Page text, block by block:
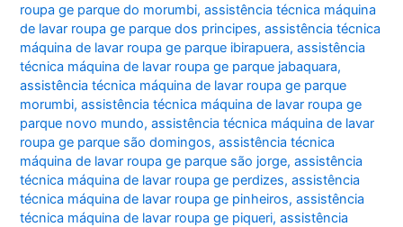
roupa ge parque do morumbi,assistência técnica máquina
de lavar roupa ge parque dos principes,assistência técnica
máquina de lavar roupa ge parque ibirapuera,assistência
técnica máquina de lavar roupa ge parque jabaquara,
assistência técnica máquina de lavar roupa ge parque
morumbi,assistência técnica máquina de lavar roupa ge
parque novo mundo,assistência técnica máquina de lavar
roupa ge parque são domingos,assistência técnica
máquina de lavar roupa ge parque são jorge,assistência
técnica máquina de lavar roupa ge perdizes,assistência
técnica máquina de lavar roupa ge pinheiros,assistência
técnica máquina de lavar roupa ge piqueri,assistência